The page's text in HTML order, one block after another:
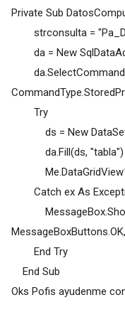
Private Sub
strconsulta =
da = New
Try
ds = New
da.Fill(ds, "tabla")
Catch ex As
End Try
End Sub
Oks Pofis ayudenme